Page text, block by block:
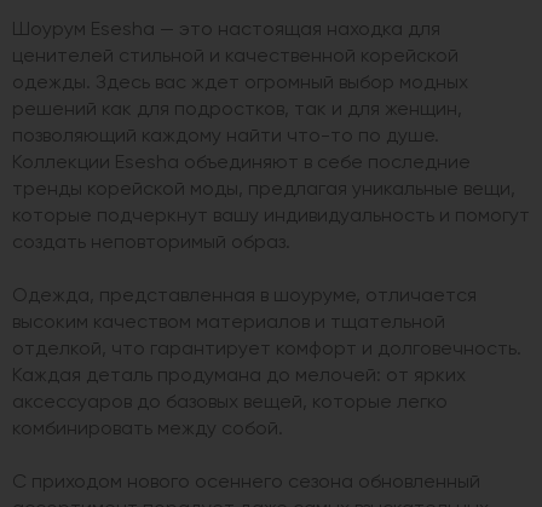
Шоурум Esesha — это настоящая находка для
ценителей стильной и качественной корейской
одежды. Здесь вас ждет огромный выбор модных
решений как для подростков, так и для женщин,
позволяющий каждому найти что-то по душе.
Коллекции Esesha объединяют в себе последние
тренды корейской моды, предлагая уникальные вещи,
которые подчеркнут вашу индивидуальность и помогут
создать неповторимый образ.
Одежда, представленная в шоуруме, отличается
высоким качеством материалов и тщательной
отделкой, что гарантирует комфорт и долговечность.
Каждая деталь продумана до мелочей: от ярких
аксессуаров до базовых вещей, которые легко
комбинировать между собой.
С приходом нового осеннего сезона обновленный